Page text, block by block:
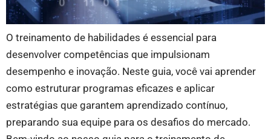
O treinamento de habilidades é essencial para
desenvolver competências que impulsionam
desempenho e inovação. Neste guia, você vai aprender
como estruturar programas eficazes e aplicar
estratégias que garantem aprendizado contínuo,
preparando sua equipe para os desafios do mercado.